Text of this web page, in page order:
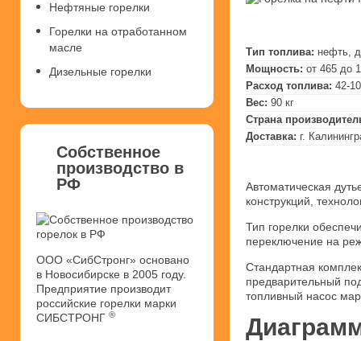
Тип топлива: нефть,
Мощность: от 465 до
Расход топлива: 42-
Вес: 90 кг
Страна
Доставка: г.
Автоматическая
конструкций,
Тип горелки
переключение на
Стандартная
предварительный
топливный насос
Нефтяные горелки
Горелки на отработанном
масле
Дизельные горелки
Собственное
производство в
РФ
ООО «СибСтронг» основано
в Новосибирске в 2005 году.
Предприятие производит
российские горелки марки
СИБСТРОНГ ®